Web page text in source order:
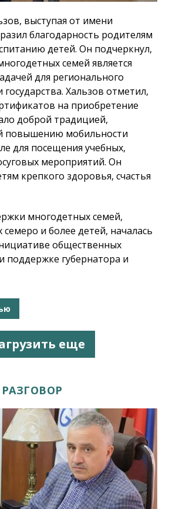
выступая от имени
благодарность родителям
детей. Он подчеркнул,
семей является
для регионального
государства. Хальзов отметил,
на приобретение
доброй традицией,
повышению мобильности
для посещения учебных,
мероприятий. Он
крепкого здоровья, счастья
многодетных семей,
и более детей, началась
общественных
поддержке губернатора и
еще